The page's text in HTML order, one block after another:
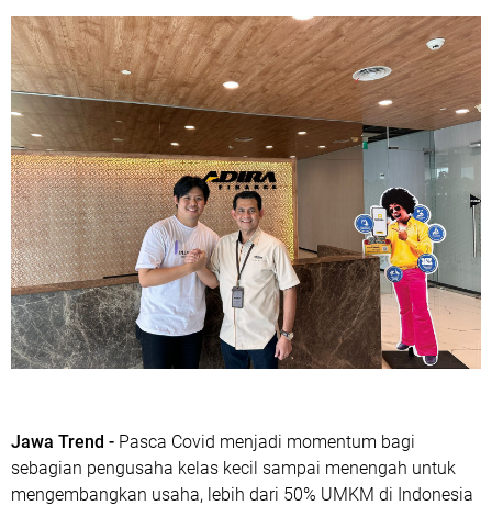
Jawa Trend - Pasca Covid menjadi momentum bagi
sebagian pengusaha kelas kecil sampai menengah untuk
mengembangkan usaha, lebih dari 50% UMKM di Indonesia